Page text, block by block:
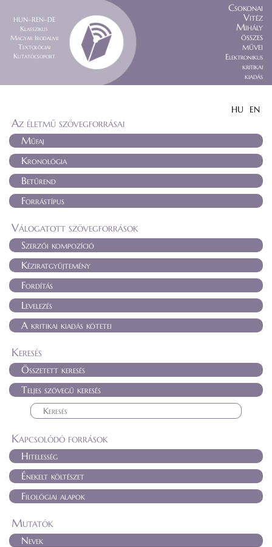
HUN–REN–DE
Klasszikus
Magyar Irodalmi
Textológiai
Kutatócsoport
Csokonai
Vitéz
Mihály
összes
művei
Elektronikus
kritikai
kiadás
HU EN
Az életmű szövegforrásai
Műfaj
Kronológia
Betűrend
Forrástípus
Válogatott szövegforrások
Szerzői kompozíció
Kéziratgyűjtemény
Fordítás
Levelezés
A kritikai kiadás kötetei
Keresés
Összetett keresés
Teljes szövegű keresés
Kapcsolódó források
Hitelesség
Énekelt költészet
Filológiai alapok
Mutatók
Nevek